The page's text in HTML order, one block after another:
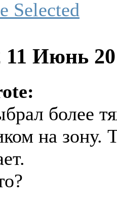
11 Июнь
более
на зону.